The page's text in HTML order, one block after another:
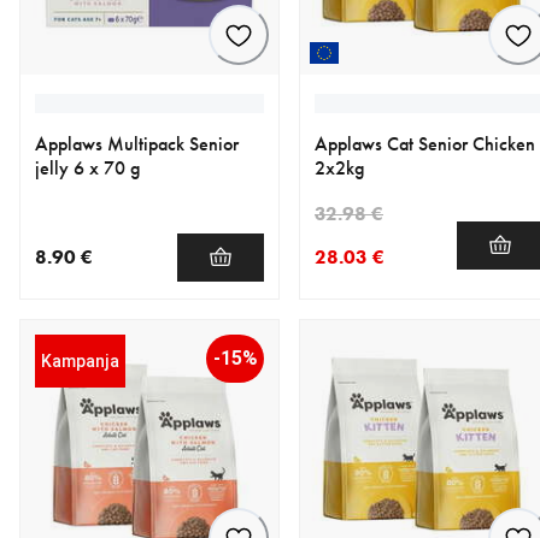
Applaws Multipack Senior
jelly 6 x 70 g
8.90 €
Applaws Cat Senior Chicken
2x2kg
28.03 €
32.98 €
Kampanja -15%